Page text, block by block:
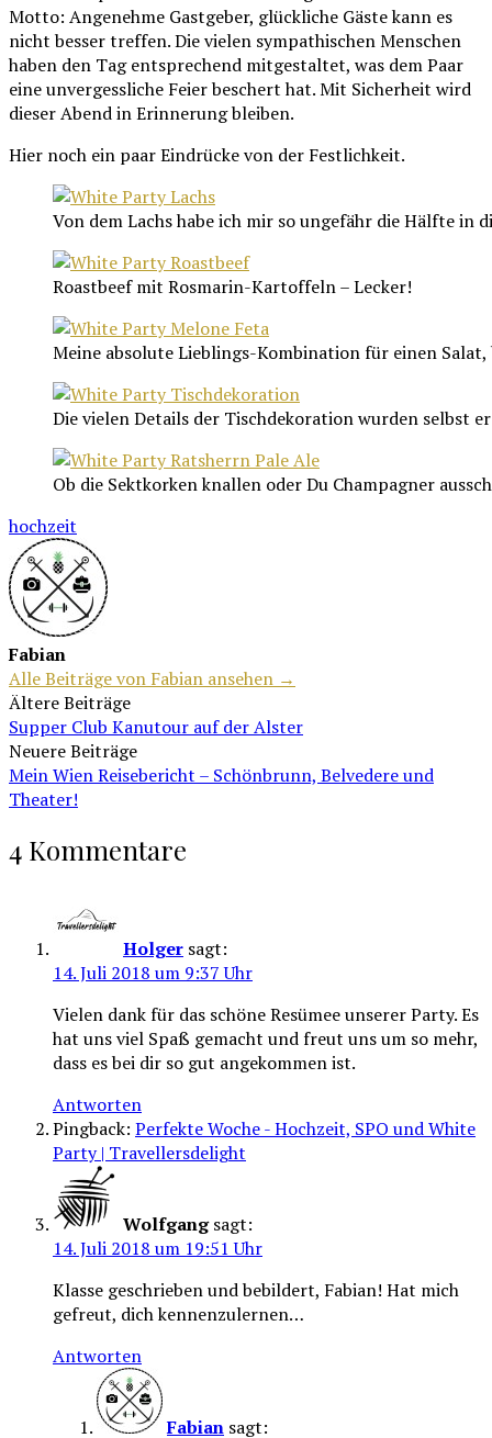
Motto: Angenehme Gastgeber, glückliche Gäste kann es
nicht besser treffen. Die vielen sympathischen Menschen
haben den Tag entsprechend mitgestaltet, was dem Paar
eine unvergessliche Feier beschert hat. Mit Sicherheit wird
dieser Abend in Erinnerung bleiben.
Hier noch ein paar Eindrücke von der Festlichkeit.
Von dem Lachs habe ich mir so ungefähr die Hälfte in
Roastbeef mit Rosmarin-Kartoffeln – Lecker!
Meine absolute Lieblings-Kombination für einen Salat,
Die vielen Details der Tischdekoration wurden selbst
Ob die Sektkorken knallen oder Du Champagner
hochzeit
Fabian
Alle Beiträge von Fabian ansehen →
Beitragsnavigation
Ältere Beiträge
Supper Club Kanutour auf der Alster
Neuere Beiträge
Mein Wien Reisebericht – Schönbrunn, Belvedere und
Theater!
4 Kommentare
Holger sagt:
14. Juli 2018 um 9:37 Uhr
Vielen dank für das schöne Resümee unserer Party. Es
hat uns viel Spaß gemacht und freut uns um so mehr,
dass es bei dir so gut angekommen ist.
Antworten
Pingback: Perfekte Woche - Hochzeit, SPO und White
Party | Travellersdelight
Wolfgang sagt:
14. Juli 2018 um 19:51 Uhr
Klasse geschrieben und bebildert, Fabian! Hat mich
gefreut, dich kennenzulernen…
Antworten
Fabian sagt: